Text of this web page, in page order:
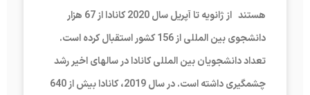
هستند از ژانویه تا آپریل سال 2020 کانادا از 67 هزار
دانشجوی بین المللی از 156 کشور استقبال کرده است.
تعداد دانشجویان بین المللی کانادا در سالهای اخیر رشد
چشمگیری داشته است. در سال 2019، کانادا بیش از 640